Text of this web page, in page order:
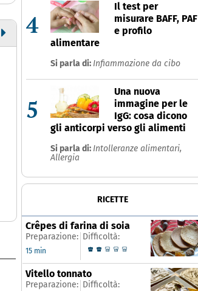
4
Il test per
misurare BAFF, PAF
e profilo
alimentare
Si parla di: Infiammazione da cibo
5
Una nuova
immagine per le
IgG: cosa dicono
gli anticorpi verso gli alimenti
Si parla di: Intolleranze alimentari,
Allergia
RICETTE
Crêpes di farina di soia
Preparazione:
15 min
Difficoltà:
Vitello tonnato
Preparazione: Difficoltà: